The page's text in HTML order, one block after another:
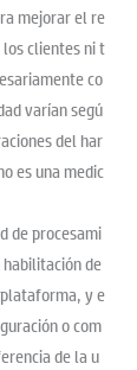
mejorar el re
clientes ni t
co
varían segú
del har
es una medic
de procesami
de
y e
o com
de la u